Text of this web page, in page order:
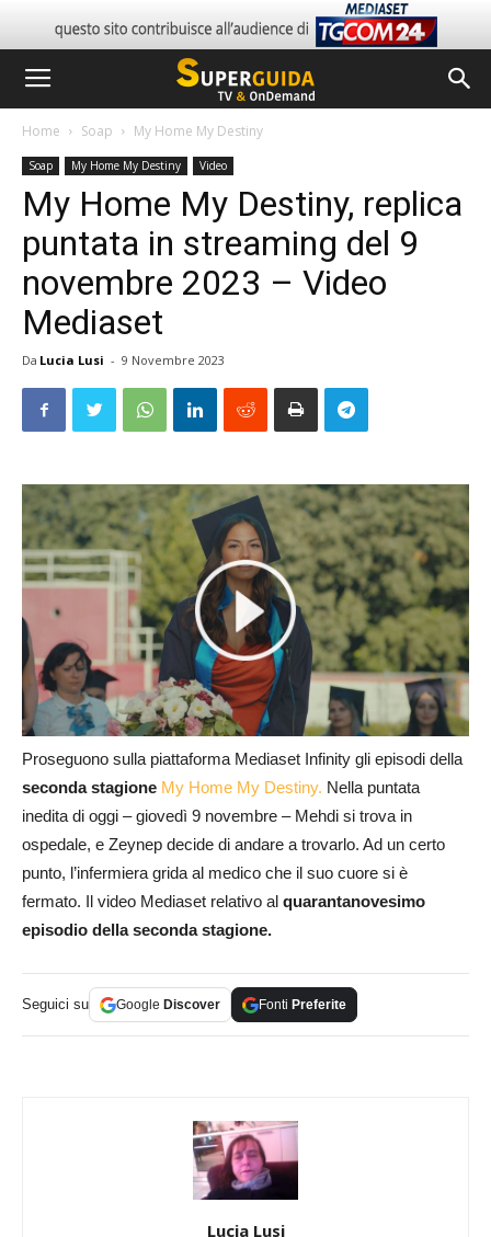
Home Soap My Home My Destiny
Soap My Home My Destiny Video
My Home My Destiny, replica
puntata in streaming del 9
novembre 2023 – Video
Mediaset
Da Lucia Lusi - 9 Novembre 2023
Proseguono sulla piattaforma Mediaset Infinity gli episodi della
seconda stagione My Home My Destiny. Nella puntata
inedita di oggi – giovedì 9 novembre – Mehdi si trova in
ospedale, e Zeynep decide di andare a trovarlo. Ad un certo
punto, l’infermiera grida al medico che il suo cuore si è
fermato. Il video Mediaset relativo al quarantanovesimo
episodio della seconda stagione.
Seguici su Google Discover Fonti Preferite
Lucia Lusi